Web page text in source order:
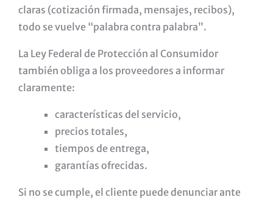
claras (cotización firmada, mensajes, recibos),
todo se vuelve “palabra contra palabra”.
La Ley Federal de Protección al Consumidor
también obliga a los proveedores a informar
claramente:
características del servicio,
precios totales,
tiempos de entrega,
garantías ofrecidas.
Si no se cumple, el cliente puede denunciar ante